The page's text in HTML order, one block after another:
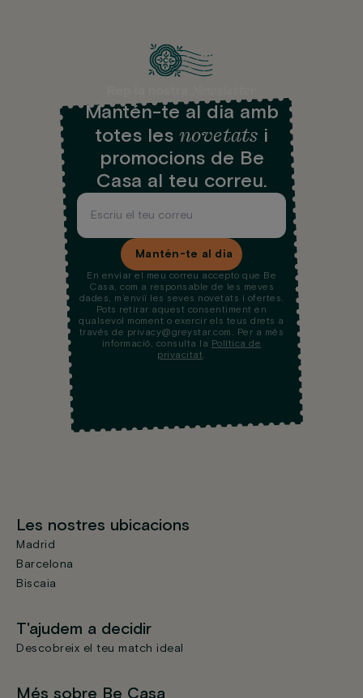
Mantén-te al dia amb
totes les novetats i
promocions de Be
Casa al teu correu.
Mantén-te al dia
En enviar el meu correu accepto que Be
Casa, com a responsable de les meves
dades, m’enviï les seves novetats i ofertes.
Pots retirar aquest consentiment en
qualsevol moment o exercir els teus drets a
través de privacy@greystar.com. Per a més
informació, consulta la Política de
privacitat.
Les nostres ubicacions
Madrid
Barcelona
Biscaia
T'ajudem a decidir
Descobreix el teu match ideal